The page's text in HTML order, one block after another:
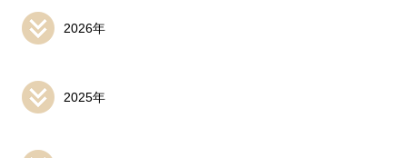
2026年
2025年